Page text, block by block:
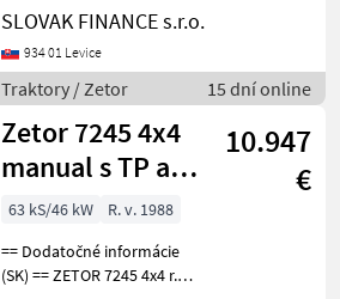
kW, 2696 cm3, manuál,
vzadu trojbodový záves,
vývody: kardán, hydraulika,
elektrika
SLOVAK FINANCE s.r.o.
934 01 Levice
Traktory / Zetor 15 dní online
Zetor 7245 4x4
manual s TP a
TEČ VIN 025
10.947
€
63 kS/46 kW
R. v. 1988
== Dodatočné informácie
(SK) == ZETOR 7245 4x4 r.v.